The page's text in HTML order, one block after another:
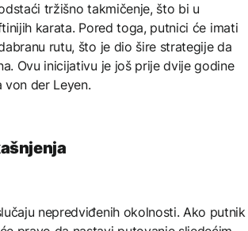
tržišno takmičenje, što bi u
karata. Pored toga, putnici će imati
rutu, što je dio šire strategije da
Ovu inicijativu je još prije dvije godine
von der Leyen.
nepredviđenih okolnosti. Ako putnik